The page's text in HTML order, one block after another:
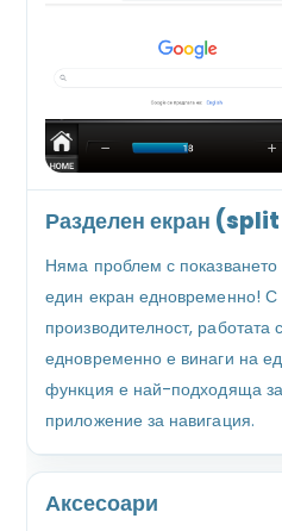
Разделен екран
Няма проблем с
един екран едновременно! С
производителност, работата
едновременно е винаги на
функция е най-подходяща
приложение за навигация.
Аксесоари